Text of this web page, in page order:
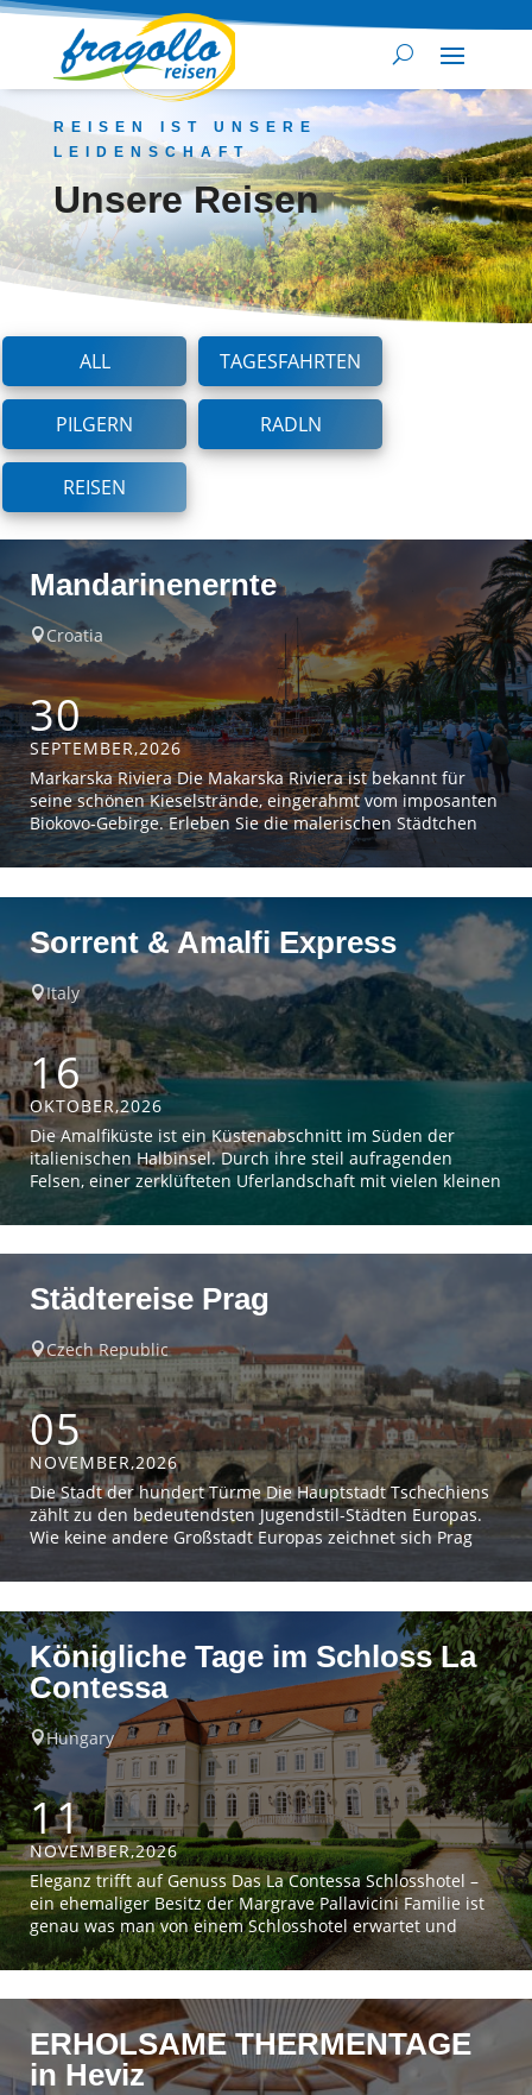
REISEN IST UNSERE
LEIDENSCHAFT
Unsere Reisen
ALL TAGESFAHRTEN
PILGERN RADLN
REISEN
Mandarinenernte
Croatia
30
SEPTEMBER,2026
Markarska Riviera Die Makarska Riviera ist bekannt für
seine schönen Kieselstrände, eingerahmt vom imposanten
Biokovo-Gebirge. Erleben Sie die malerischen Städtchen
und atemberaubende Ausblicke auf die Landschaft, die
zur Zeit der Mandarinenernte noch um ein Fünckchen
Einzelzimmerzuschlag: € 185,-Zustieg zwischen Wien und
Gleisdorf € 35,-(inklusive Rücktransfer)Exkl.
Servicegebühren. Leistungen:
Sorrent & Amalfi Express
Italy
16
OKTOBER,2026
Die Amalfiküste ist ein Küstenabschnitt im Süden der
italienischen Halbinsel. Durch ihre steil aufragenden
Felsen, einer zerklüfteten Uferlandschaft mit vielen kleinen
Stränden und pastellfarbenen Fischerdörfern ist die
Region eine der schönsten in Italien. Pauschalpreis €
und Gleisdorf € 35,-(inklusive Rücktransfer)Exkl.
Servicegebühren. Leistungen:
Städtereise Prag
Czech Republic
05
NOVEMBER,2026
Die Stadt der hundert Türme Die Hauptstadt Tschechiens
zählt zu den bedeutendsten Jugendstil-Städten Europas.
Wie keine andere Großstadt Europas zeichnet sich Prag
der Moldau, wird aufgrund seiner vielen Türme aus
gelegentlich die goldene Stadt genannt. Pauschalpreis €
596,-Einzelzimmerzuschlag: […]
Königliche Tage im Schloss La
Contessa
Hungary
11
NOVEMBER,2026
Eleganz trifft auf Genuss Das La Contessa Schlosshotel –
ein ehemaliger Besitz der Margrave Pallavicini Familie ist
genau was man von einem Schlosshotel erwartet und
mehr. Genießen Sie nicht nur den Aufenthalt im Hotel,
sondern auch die traumhafte Landschaft und natürlich
den edlen Wein der Tokaj Region. Pauschalpreis € 597,-
Einzelzimmerzuschlag: € 98,-Zustieg zwischen Wien und
[…]
ERHOLSAME THERMENTAGE
in Heviz